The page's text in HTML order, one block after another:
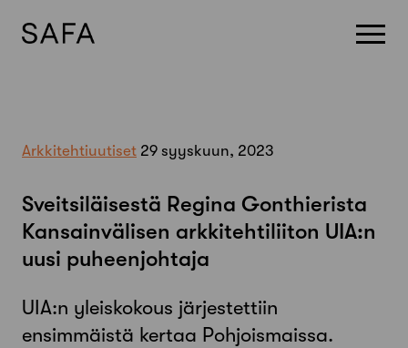
Arkkitehtiuutiset 29 syyskuun, 2023
Sveitsiläisestä Regina Gonthierista
Kansainvälisen arkkitehtiliiton UIA:n
uusi puheenjohtaja
UIA:n yleiskokous järjestettiin
ensimmäistä kertaa Pohjoismaissa.